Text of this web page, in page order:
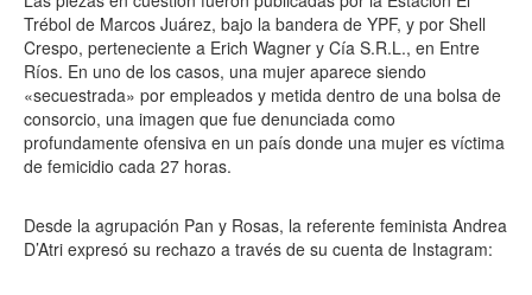
Trébol de Marcos Juárez, bajo la bandera de YPF, y por Shell
Crespo, perteneciente a Erich Wagner y Cía S.R.L., en Entre
Ríos. En uno de los casos, una mujer aparece siendo
«secuestrada» por empleados y metida dentro de una bolsa de
consorcio, una imagen que fue denunciada como
profundamente ofensiva en un país donde una mujer es víctima
de femicidio cada 27 horas.
Desde la agrupación Pan y Rosas, la referente feminista Andrea
D’Atri expresó su rechazo a través de su cuenta de Instagram: